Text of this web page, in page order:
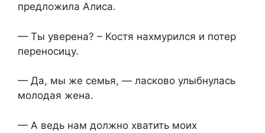
предложила Алиса.
— Ты уверена? – Костя нахмурился и потер
переносицу.
— Да, мы же семья, — ласково улыбнулась
молодая жена.
— А ведь нам должно хватить моих